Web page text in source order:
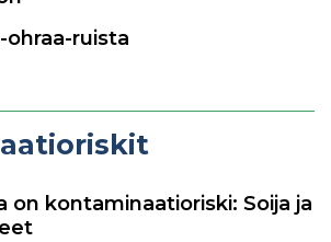
ohraa-ruista
on kontaminaatioriski: Soija ja